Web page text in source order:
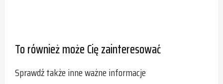
To również może Cię zainteresować
Sprawdź także inne ważne informacje